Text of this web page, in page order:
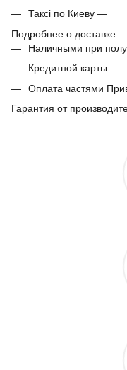
Таксі по Киеву —
Подробнее о доставке
Наличными при
Кредитной карты
Оплата частями
Гарантия от